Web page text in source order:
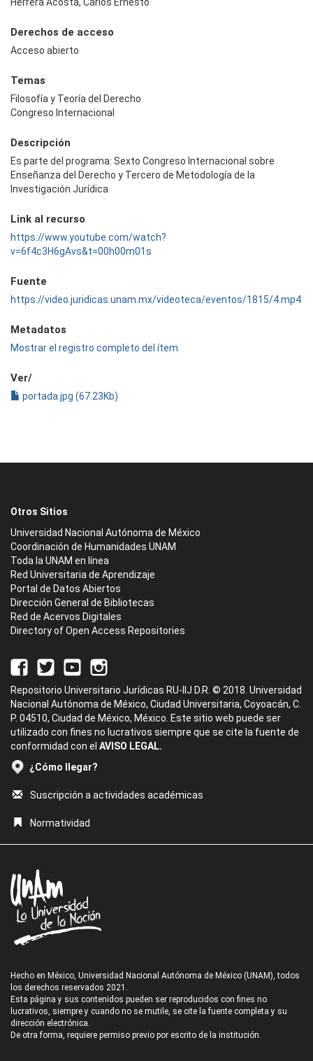
Derechos de acceso
Acceso abierto
Temas
Filosofía y Teoría del Derecho
Congreso Internacional
Descripción
Es parte del programa: Sexto Congreso Internacional sobre
Enseñanza del Derecho y Tercero de Metodología de la
Investigación Jurídica
Link al recurso
https://www.youtube.com/watch?
v=6f4c3H6gAvs&t=00h00m01s
Fuente
https://video.juridicas.unam.mx/videoteca/eventos/1815/4.mp4
Metadatos
Mostrar el registro completo del ítem
Ver/
portada.jpg (67.23Kb)
Otros Sitios
Universidad Nacional Autónoma de México
Coordinación de Humanidades UNAM
Toda la UNAM en línea
Red Universitaria de Aprendizaje
Portal de Datos Abiertos
Dirección General de Bibliotecas
Red de Acervos Digitales
Directory of Open Access Repositories
Repositorio Universitario Jurídicas RU-IIJ D.R. © 2018. Universidad
Nacional Autónoma de México, Ciudad Universitaria, Coyoacán, C.
P. 04510, Ciudad de México, México. Este sitio web puede ser
utilizado con fines no lucrativos siempre que se cite la fuente de
conformidad con el AVISO LEGAL.
¿Cómo llegar?
Suscripción a actividades académicas
Normatividad
Hecho en México, Universidad Nacional Autónoma de México (UNAM), todos
los derechos reservados 2021.
Esta página y sus contenidos pueden ser reproducidos con fines no
lucrativos, siempre y cuando no se mutile, se cite la fuente completa y su
dirección electrónica.
De otra forma, requiere permiso previo por escrito de la institución.